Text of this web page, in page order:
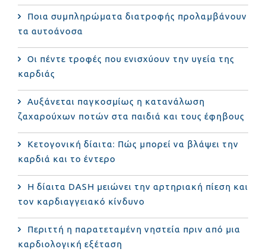
Ποια συμπληρώματα διατροφής προλαμβάνουν
τα αυτοάνοσα
Οι πέντε τροφές που ενισχύουν την υγεία της
καρδιάς
Αυξάνεται παγκοσμίως η κατανάλωση
ζαχαρούχων ποτών στα παιδιά και τους έφηβους
Κετογονική δίαιτα: Πώς μπορεί να βλάψει την
καρδιά και το έντερο
Η δίαιτα DASH μειώνει την αρτηριακή πίεση και
τον καρδιαγγειακό κίνδυνο
Περιττή η παρατεταμένη νηστεία πριν από μια
καρδιολογική εξέταση